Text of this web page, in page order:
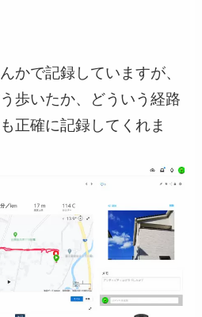
かで記録していますが、
歩いたか、どういう経路
正確に記録してくれま